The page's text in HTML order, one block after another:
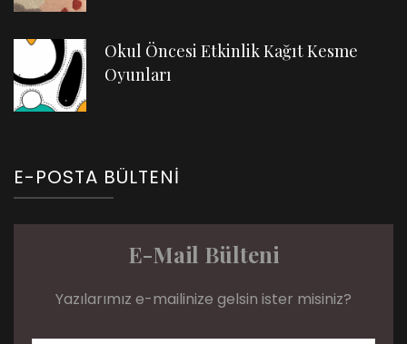
Okul Öncesi Etkinlik Kağıt Kesme
Oyunları
E-POSTA BÜLTENI
E-Mail Bülteni
Yazılarımız e-mailinize gelsin ister misiniz?